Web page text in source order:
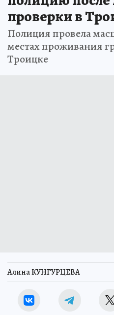
проверки в
Полиция провела
местах проживания
Троицке
Алина КУНГУРЦЕВА